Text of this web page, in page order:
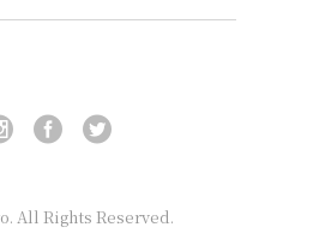
All Rights Reserved.